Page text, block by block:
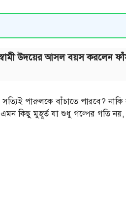
স্বামী উদয়ের আসল বয়স করলেন
পারুলকে বাঁচাতে পারবে?
কিছু মুহূর্ত যা শুধু গল্পের গতি নয়,